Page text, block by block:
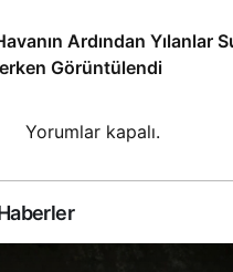
Ardından Yılanlar
Görüntülendi
Yorumlar kapalı.